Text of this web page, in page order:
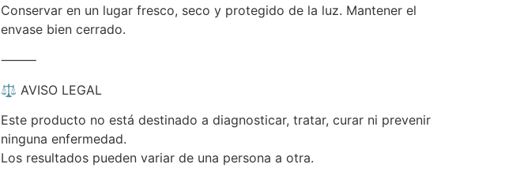
Conservar en un lugar fresco, seco y protegido de la luz. Mantener el
envase bien cerrado.
⸻
⚖️ AVISO LEGAL
Este producto no está destinado a diagnosticar, tratar, curar ni prevenir
ninguna enfermedad.
Los resultados pueden variar de una persona a otra.